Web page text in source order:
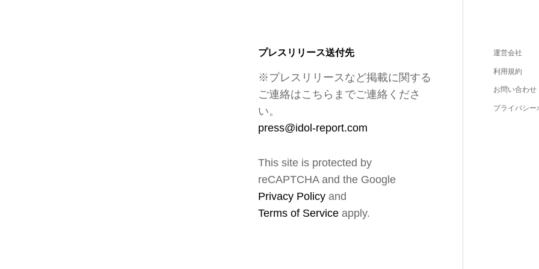
プレスリリース送付先
※プレスリリースなど掲載に関する
ご連絡はこちらまでご連絡くださ
い。
press@idol-report.com
This site is protected by
reCAPTCHA and the Google
Privacy Policyand
Terms of Serviceapply.
運営会社
利用規約
お問い合わせ
プライバシー